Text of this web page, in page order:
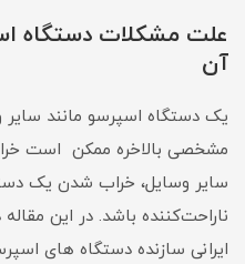
علت مشکلات دستگاه
آن
یک دستگاه اسپرسو مانند
مشخصی بالاخره ممکن است
سایر وسایل، خراب شدن یک
ناراحت‌کننده باشد. در این
ایرانی سازنده دستگاه های